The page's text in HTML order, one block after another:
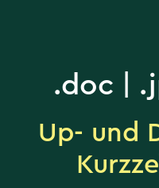
.doc |
Up- und